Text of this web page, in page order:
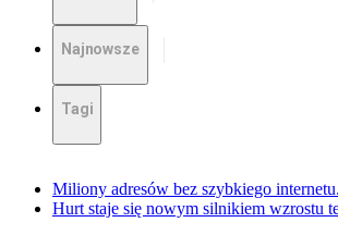
Najnowsze
Tagi
Miliony adresów bez szybkiego
Hurt staje się nowym silnikiem wzrostu